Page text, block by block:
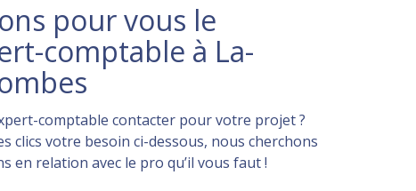
pour vous le
comptable à La-
comptable contacter pour votre projet ?
clics votre besoin ci-dessous, nous cherchons
en relation avec le pro qu’il vous faut !